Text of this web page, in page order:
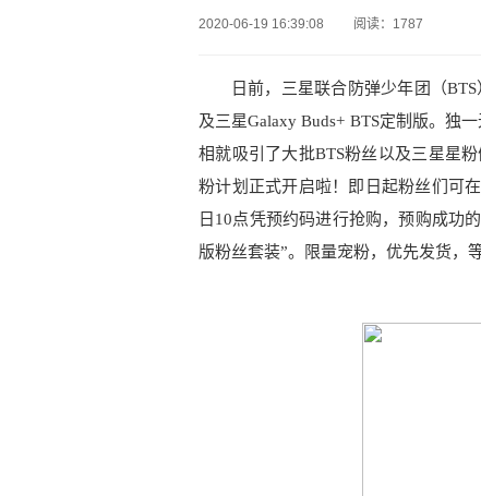
2020-06-19 16:39:08 阅读：1787
日前，三星联合防弹少年团（
及三星Galaxy Buds+ BTS定制版。独
相就吸引了大批BTS粉丝以及三星星
粉计划正式开启啦！即日起粉丝们可
日10点凭预约码进行抢购，预购成功
版粉丝套装”。限量宠粉，优先发货，